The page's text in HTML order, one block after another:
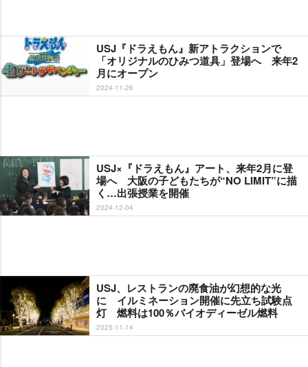
USJ『ドラえもん』新アトラクションで
「オリジナルのひみつ道具」登場へ 来年2
月にオープン
2024-11-26
USJ×『ドラえもん』アート、来年2月に登
場へ 大阪の子どもたちが“NO LIMIT”に描
く…出張授業を開催
2024-12-04
USJ、レストランの廃食油が幻想的な光
に イルミネーション開催に先立ち試験点
灯 燃料は100％バイオディーゼル燃料
2025-11-14